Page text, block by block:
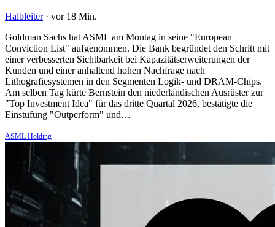
Halbleiter · vor 18 Min.
Goldman Sachs hat ASML am Montag in seine "European
Conviction List" aufgenommen. Die Bank begründet den Schritt mit
einer verbesserten Sichtbarkeit bei Kapazitätserweiterungen der
Kunden und einer anhaltend hohen Nachfrage nach
Lithografiesystemen in den Segmenten Logik- und DRAM-Chips.
Am selben Tag kürte Bernstein den niederländischen Ausrüster zur
"Top Investment Idea" für das dritte Quartal 2026, bestätigte die
Einstufung "Outperform" und…
ASML Holding